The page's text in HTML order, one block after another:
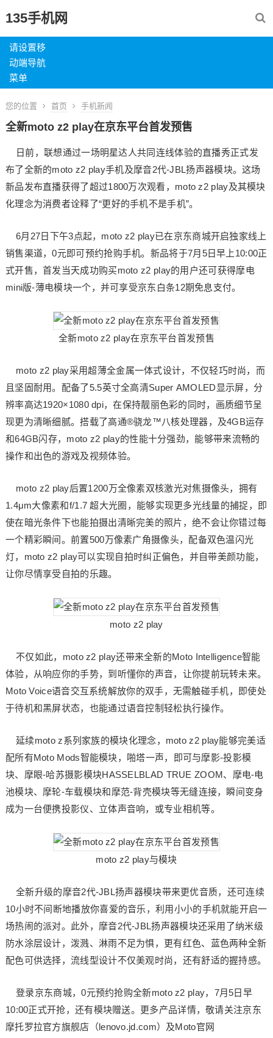
135手机网
请设置移
动端导航
菜单
您的位置 首页 手机新闻
全新moto z2 play在京东平台首发预售
日前，联想通过一场明星达人共同连线体验的直播秀正式发
布了全新的moto z2 play手机及摩音2代-JBL扬声器模块。这场
新品发布直播获得了超过1800万次观看，moto z2 play及其模块
化理念为消费者诠释了“更好的手机不是手机”。
6月27日下午3点起，moto z2 play已在京东商城开启独家线上
销售渠道，0元即可预约抢购手机。新品将于7月5日早上10:00正
式开售，首发当天成功购买moto z2 play的用户还可获得摩电
mini版-薄电模块一个，并可享受京东白条12期免息支付。
全新moto z2 play在京东平台首发预售
moto z2 play采用超薄全金属一体式设计，不仅轻巧时尚，而
且坚固耐用。配备了5.5英寸全高清Super AMOLED显示屏，分
辨率高达1920×1080 dpi，在保持靓丽色彩的同时，画质细节呈
现更为清晰细腻。搭载了高通®骁龙™八核处理器，及4GB运存
和64GB闪存，moto z2 play的性能十分强劲，能够带来流畅的
操作和出色的游戏及视频体验。
moto z2 play后置1200万全像素双核激光对焦摄像头，拥有
1.4μm大像素和f/1.7 超大光圈，能够实现更多光线量的捕捉，即
使在暗光条件下也能拍摄出清晰完美的照片，绝不会让你错过每
一个精彩瞬间。前置500万像素广角摄像头，配备双色温闪光
灯，moto z2 play可以实现自拍时纠正偏色，并自带美颜功能，
让你尽情享受自拍的乐趣。
moto z2 play
不仅如此，moto z2 play还带来全新的Moto Intelligence智能
体验，从响应你的手势，到听懂你的声音，让你提前玩转未来。
Moto Voice语音交互系统解放你的双手，无需触碰手机，即使处
于待机和黑屏状态，也能通过语音控制轻松执行操作。
延续moto z系列家族的模块化理念，moto z2 play能够完美适
配所有Moto Mods智能模块，啪塔一声，即可与摩影-投影模
块、摩眼-哈苏摄影模块HASSELBLAD TRUE ZOOM、摩电-电
池模块、摩轮-车载模块和摩范-背壳模块等无缝连接，瞬间变身
成为一台便携投影仪、立体声音响，或专业相机等。
moto z2 play与模块
全新升级的摩音2代-JBL扬声器模块带来更优音质，还可连续
10小时不间断地播放你喜爱的音乐，利用小小的手机就能开启一
场热闹的派对。此外，摩音2代-JBL扬声器模块还采用了纳米级
防水涂层设计，泼溅、淋雨不足为惧，更有红色、蓝色两种全新
配色可供选择，流线型设计不仅美观时尚，还有舒适的握持感。
登录京东商城，0元预约抢购全新moto z2 play，7月5日早
10:00正式开抢，还有模块赠送。更多产品详情，敬请关注京东
摩托罗拉官方旗舰店（lenovo.jd.com）及Moto官网